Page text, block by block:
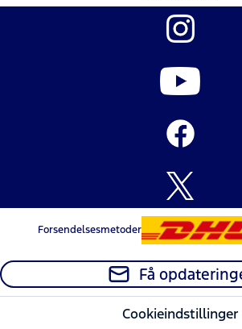
Forsendelsesmetoder
Få
Cookieindstillinger